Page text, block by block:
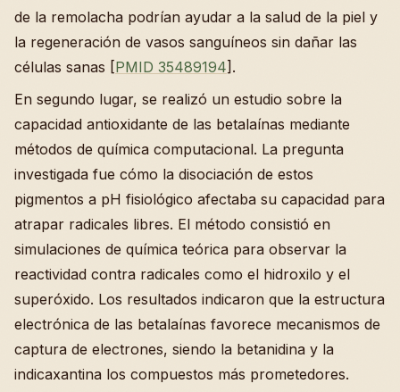
de la remolacha podrían ayudar a la salud de la piel y
la regeneración de vasos sanguíneos sin dañar las
células sanas [PMID 35489194].
En segundo lugar, se realizó un estudio sobre la
capacidad antioxidante de las betalaínas mediante
métodos de química computacional. La pregunta
investigada fue cómo la disociación de estos
pigmentos a pH fisiológico afectaba su capacidad para
atrapar radicales libres. El método consistió en
simulaciones de química teórica para observar la
reactividad contra radicales como el hidroxilo y el
superóxido. Los resultados indicaron que la estructura
electrónica de las betalaínas favorece mecanismos de
captura de electrones, siendo la betanidina y la
indicaxantina los compuestos más prometedores.